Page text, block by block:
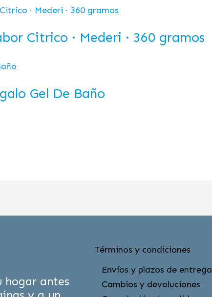
Citrico · Mederi · 360 gramos
Gel De Baño
hogar antes
Términos y condiciones
Envíos y plazos de entrega
Cambios y devoluciones